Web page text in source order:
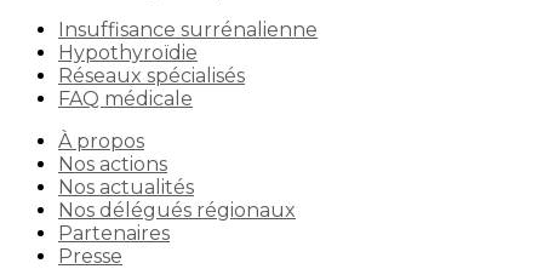
Insuffisance surrénalienne
Hypothyroïdie
Réseaux spécialisés
FAQ médicale
À propos
Nos actions
Nos actualités
Nos délégués régionaux
Partenaires
Presse